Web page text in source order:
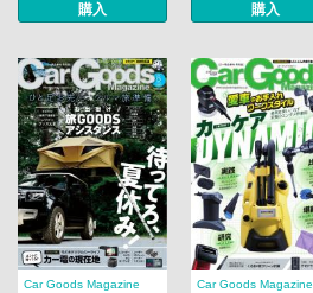
購入 購入
Car Goods Magazine
Car Goods Magazine